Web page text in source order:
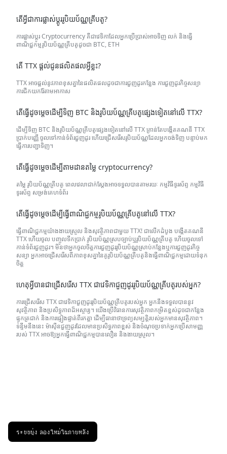
តើអ្វីជាការផ្លាស់ប្តូររូបិយប័ណ្ណគ្រីបតូ?
ការផ្លាស់ប្តូរ Cryptocurrency គឺជាវេទិកាដែលអ្នកប្រើប្រាស់អាចទិញ លក់ និងធ្វើ
ពាណិជ្ជកម្មរូបិយប័ណ្ណគ្រីបតូដូចជា BTC, ETH
តើ TTX ផ្តល់ជូនផលិតផលអ្វីខ្លះ?
TTX អាចផ្តល់នូវភាពខុសគ្នានៃផលិតផលដូចជាការជួញដូរកន្លែង ការជួញដូរកិច្ចសន្យា
ការជីកយករ៉ែតាមអាកាស
តើធ្វើដូចម្តេចដើម្បីទិញ BTC និងរូបិយប័ណ្ណគ្រីបតូផ្សេងទៀតនៅលើ TTX?
ដើម្បីទិញ BTC និងរូបិយប័ណ្ណគ្រីបតូផ្សេងទៀតនៅលើ TTX គ្រាន់តែបង្កើតគណនី TTX
ប្រាក់បញ្ញើ ចូលទៅកាន់ទំព័រជួញដូរ ហើយជ្រើសរើសរូបិយប័ណ្ណដែលអ្នកចង់ទិញ បន្ទាប់មក
ធ្វើការបញ្ជាទិញ។
តើធ្វើដូចម្តេចដើម្បីតាមដានតម្លៃ cryptocurrency?
តម្លៃ រូបិយប័ណ្ណគ្រីបតូ ពេលវេលាជាក់ស្តែងអាចទទួលបានតាមរយៈ កម្មវិធីទូរស័ព្ទ កម្មវិធី
ទូរស័ព្ទ សម្រង់គេហទំព័រ
តើធ្វើដូចម្តេចដើម្បីធ្វើពាណិជ្ជកម្មរូបិយប័ណ្ណគ្រីបតូនៅលើ TTX?
ធ្វើពាណិជ្ជកម្មយ៉ាងងាយស្រួល និងសុវត្ថិភាពជាមួយ TTX! ជាលើកដំបូង បង្កើតគណនី
TTX ហើយចូលបញ្ចូលទឹកប្រាក់ រូបិយប័ណ្ណស្របច្បាប់ឬរូបិយប័ណ្ណគ្រីបតូ ហើយចូលទៅ
កាន់ទំព័រជួញដូរ។ មិនថាអ្នកចូលចិត្តការជួញដូររូបិយប័ណ្ណស្រាប់កន្លែងឬការជួញដូរកិច្ច
សន្យា អ្នកអាចជ្រើសរើសពីភាពខុសគ្នានៃគូរូបិយប័ណ្ណគ្រីបតូនិងធ្វើពាណិជ្ជកម្មដោយទំនុក
ចិត្ត
ហេតុអ្វីបានជាជ្រើសរើស TTX ជាវេទិកាជួញដូររូបិយប័ណ្ណគ្រីបតូរបស់អ្នក?
ការជ្រើសរើស TTX ជាវេទិកាជួញដូររូបិយប័ណ្ណគ្រីបតូរបស់អ្នក អ្នកនឹងទទួលបាននូវ
សុវត្ថិភាព និងប្រសិទ្ធភាពដ៏អស្ចារ្យ។ យើងប្រើវិធានការសុវត្ថិភាពកម្រិតខ្ពស់ដូចជាកន្លែង
ផ្ទុកត្រជាក់ និងការផ្ទៀងផ្ទាត់ពីរកត្តា ដើម្បីធានាថាទ្រព្យសម្បត្តិរបស់អ្នកមានសុវត្ថិភាព។
ទន្ទឹមនឹងនេះ ម៉ាស៊ីនជួញដូរដែលមានប្រសិទ្ធភាពខ្ពស់ និងចំណុចប្រទាក់អ្នកប្រើសាមញ្ញ
របស់ TTX អាចឱ្យអ្នកធ្វើពាណិជ្ជកម្មបានលឿន និងងាយស្រួល។
ระบบยุ่ง ลองใหม่ในภายหลัง